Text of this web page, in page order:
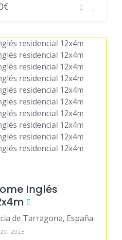
Inglés
de Tarragona, España
2025